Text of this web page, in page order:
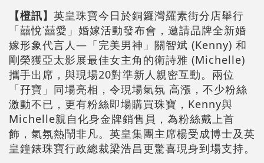
【橙訊】 英皇珠寶今日於銅鑼灣羅素街分店舉行
「囍悅˙囍愛」婚嫁活動發布會，邀請品牌全新婚
嫁形象代言人—「完美男神」關智斌 (Kenny) 和
剛榮獲亞太影展最佳女主角的衛詩雅 (Michelle)
攜手出席，與現場20對準新人親密互動。兩位
「孖寶」同場亮相，令現場氣氛 高漲，不少粉絲
激動不已，更有粉絲即場購買珠寶，Kenny與
Michelle親自化身金牌銷售員，為粉絲戴上首
飾，氣氛熱鬧非凡。英皇集團主席楊受成博士及英
皇鐘錶珠寶行政總裁梁浩昌更驚喜現身到場支持。